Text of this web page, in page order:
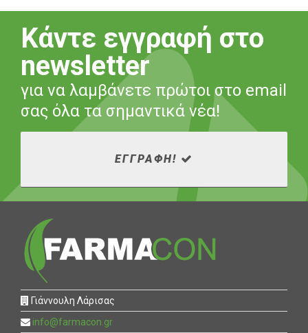
Κάντε εγγραφή στο
newsletter
για να λαμβάνετε πρώτοι στο email
σας όλα τα σημαντικά νέα!
ΕΓΓΡΑΦΗ!
Γιάννουλη Λάρισας
info@farmacon.gr